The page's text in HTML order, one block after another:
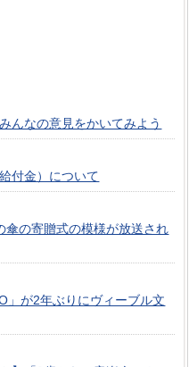
んなの意見をかいてみよう
付金）について
傘の寄贈式の模様が放送され
」が2年ぶりにヴィーブル文